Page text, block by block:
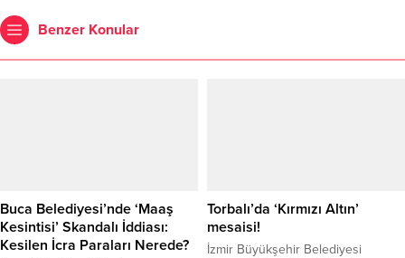
Benzer Konular
Buca Belediyesi’nde ‘Maaş
Kesintisi’ Skandalı İddiası:
Kesilen İcra Paraları Nerede?
Torbalı’da ‘Kırmızı Altın’
mesaisi!
İzmir Büyükşehir Belediyesi